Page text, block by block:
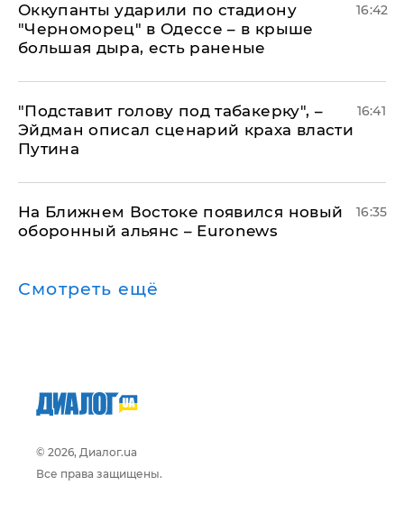
Оккупанты ударили по стадиону
"Черноморец" в Одессе – в крыше
большая дыра, есть раненые
16:42
​"Подставит голову под табакерку", –
Эйдман описал сценарий краха власти
Путина
16:41
На Ближнем Востоке появился новый
оборонный альянс – Euronews
16:35
Смотреть ещё
© 2026, Диалог.ua
Все права защищены.